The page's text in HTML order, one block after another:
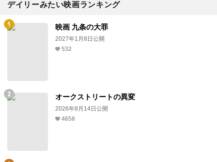
デイリーみたい映画ランキング
映画 九条の大罪
2027年1月8日公開
532
オークストリートの異変
2026年8月14日公開
4658